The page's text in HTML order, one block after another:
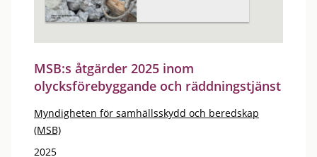
MSB:s åtgärder 2025 inom
olycksförebyggande och räddningstjänst
Myndigheten för samhällsskydd och beredskap
(MSB)
2025